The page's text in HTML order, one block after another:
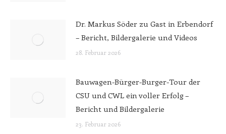
Dr. Markus Söder zu Gast in Erbendorf
– Bericht, Bildergalerie und Videos
28. Februar 2026
Bauwagen-Bürger-Burger-Tour der
CSU und CWL ein voller Erfolg –
Bericht und Bildergalerie
23. Februar 2026